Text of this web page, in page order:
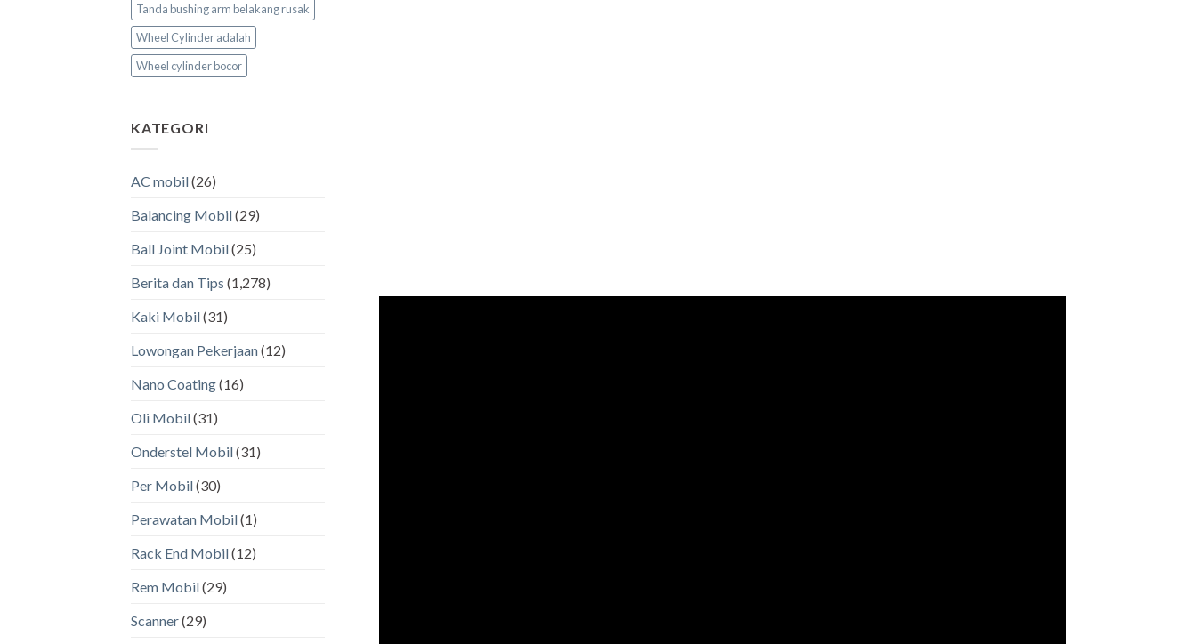
Tanda bushing arm belakang rusak
Wheel Cylinder adalah
Wheel cylinder bocor
KATEGORI
AC mobil(26)
Balancing Mobil(29)
Ball Joint Mobil(25)
Berita dan Tips (1,278)
Kaki Mobil(31)
Lowongan Pekerjaan(12)
Nano Coating(16)
Oli Mobil(31)
Onderstel Mobil(31)
Per Mobil(30)
Perawatan Mobil(1)
Rack End Mobil(12)
Rem Mobil(29)
Scanner(29)